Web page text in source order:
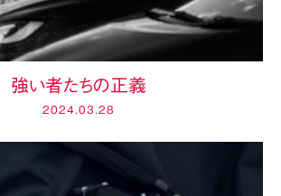
強い者たちの正義
2024.03.28